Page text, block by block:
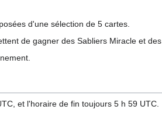
d'une sélection de 5 cartes.
de gagner des Sabliers Miracle et
et l'horaire de fin toujours 5 h 59 UTC.